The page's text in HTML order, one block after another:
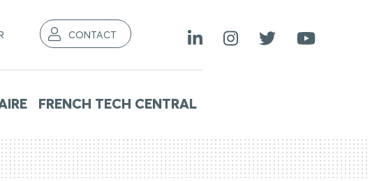
CONTACT
FRENCH TECH CENTRAL